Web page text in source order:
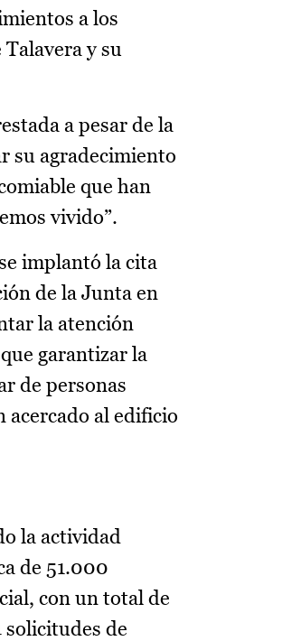
a los
y su
a pesar de la
su agradecimiento
que han
vivido”.
implantó la cita
de la Junta en
la atención
garantizar la
de personas
acercado al edificio
la actividad
de 51.000
con un total de
solicitudes de